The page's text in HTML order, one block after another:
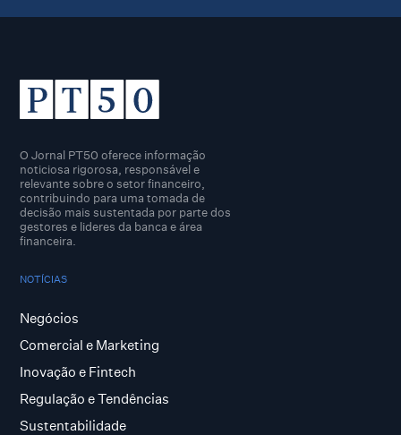
O Jornal PT50 oferece informação
noticiosa rigorosa, responsável e
relevante sobre o setor financeiro,
contribuindo para uma tomada de
decisão mais sustentada por parte dos
gestores e lideres da banca e área
financeira.
NOTÍCIAS
Negócios
Comercial e Marketing
Inovação e Fintech
Regulação e Tendências
Sustentabilidade